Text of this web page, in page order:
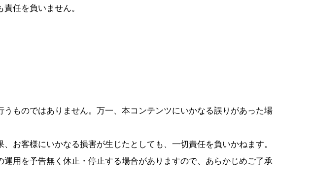
任を負いません。
ものではありません。万一、本コンテンツにいかなる誤りがあった場
お客様にいかなる損害が生じたとしても、一切責任を負いかねます。
用を予告無く休止・停止する場合がありますので、あらかじめご了承